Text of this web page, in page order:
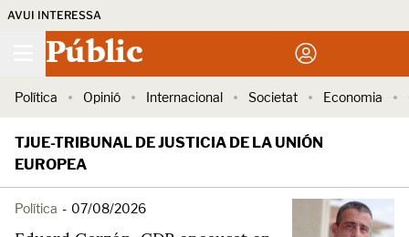
AVUI INTERESSA
Públic
Política Opinió Internacional Societat Economia
TJUE-TRIBUNAL DE JUSTICIA DE LA UNIÓN
EUROPEA
Política - 07/08/2026